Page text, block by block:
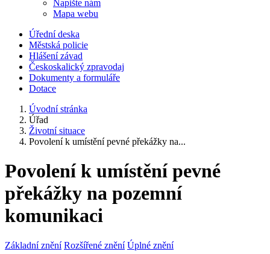
Napište nám
Mapa webu
Úřední deska
Městská policie
Hlášení závad
Českoskalický zpravodaj
Dokumenty a formuláře
Dotace
Úvodní stránka
Úřad
Životní situace
Povolení k umístění pevné překážky na...
Povolení k umístění pevné
překážky na pozemní
komunikaci
Základní znění Rozšířené znění Úplné znění